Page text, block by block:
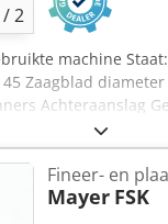
/2
machine
Zaagblad
Achteraanslag
Nvtspfx Afkjf
Fineer- en
Mayer FSK